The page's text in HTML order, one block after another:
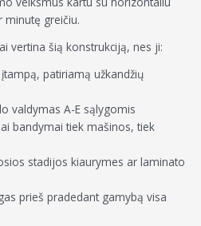
minutę greičiu.
vertina šią konstrukciją, nes ji:
patiriamą užkandžių
valdymas A-E sąlygomis
bandymai tiek mašinos, tiek
stadijos kiaurymes ar laminato
prieš pradedant gamybą visa